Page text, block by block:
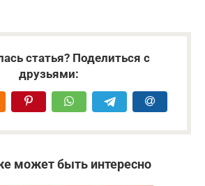
статья? Поделиться с
друзьями:
может быть интересно